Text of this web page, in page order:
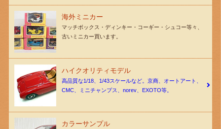
海外ミニカー
マッチボックス・ディンキー・コーギー・シュコー等々、
古いミニカー買います。
ハイクオリティモデル
高品質な1/18、1/43スケールなど。京商、オートアート、
CMC、ミニチャンプス、norev、EXOTO等。
カラーサンプル